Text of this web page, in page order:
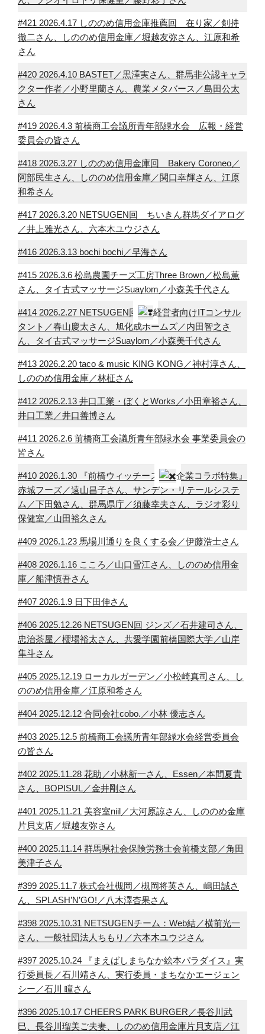
#421 2026.4.17 しののめ信用金庫推薦回 在り家／剣持
徹二さん、しののめ信用金庫／堀越友弥さん、江原和希
さん
#420 2026.4.10 BASTET／黒澤実さん、群馬非公認キャラ
クター作者／小野里蘭さん、農業メタバース／島田公太
さん
#419 2026.4.3 前橋商工会議所青年部緑水会 広報・経営
委員会の皆さん
#418 2026.3.27 しののめ信用金庫回 Bakery Coroneo／
阿部民生さん、しののめ信用金庫／関口幸輝さん、江原
和希さん
#417 2026.3.20 NETSUGEN回 ちいきん群馬ダイアログ
／井上雅光さん、六本木ユウジさん
#416 2026.3.13 bochi bochi／早海さん
#415 2026.3.6 松島農園チーズ工房Three Brown／松島薫
さん、タイ古式マッサージSuaylom／小森美千代さん
#414 2026.2.27 NETSUGEN回
経営者向けITコンサル
タント／春山慶太さん、旭化成ホームズ／内田智之さ
ん、タイ古式マッサージSuaylom／小森美千代さん
#413 2026.2.20 taco & music KING KONG／神村淳さん、
しののめ信用金庫／林柾さん
#412 2026.2.13 井口工業・ぼくとWorks／小田章裕さん、
井口工業／井口善博さん
#411 2026.2.6 前橋商工会議所青年部緑水会 事業委員会の
皆さん
#410 2026.1.30 『前橋ウィッチーズ
企業コラボ特集』
赤城フーズ／遠山昌子さん、サンデン・リテールシステ
ム／下田勉さん、群馬県庁／須藤幸夫さん、ラジオ彩り
保健室／山田裕久さん
#409 2026.1.23 馬場川通りを良くする会／伊藤浩士さん
#408 2026.1.16 こころ／山口雪江さん、しののめ信用金
庫／船津慎吾さん
#407 2026.1.9 日下田伸さん
#406 2025.12.26 NETSUGEN回 ジンズ／石井建司さん、
忠治茶屋／櫻場裕太さん、共愛学園前橋国際大学／山岸
隼斗さん
#405 2025.12.19 ローカルガーデン／小松崎真司さん、し
ののめ信用金庫／江原和希さん
#404 2025.12.12 合同会社cobo.／小林 優志さん
#403 2025.12.5 前橋商工会議所青年部緑水会経営委員会
の皆さん
#402 2025.11.28 花助／小林新一さん、Essen／本間夏貴
さん、BOPISUL／金井剛さん
#401 2025.11.21 美容室niil／大河原諒さん、しののめ金庫
片貝支店／堀越友弥さん
#400 2025.11.14 群馬県社会保険労務士会前橋支部／角田
美津子さん
#399 2025.11.7 株式会社槻岡／槻岡将英さん、嶋田誠さ
ん、SPLASH’N’GO!／八木澤杏果さん
#398 2025.10.31 NETSUGENチーム：Web結／横前光一
さん、一般社団法人ちもり／六本木ユウジさん
#397 2025.10.24 『まえばしまちなか絵本パラダイス』実
行委員長／石川靖さん、実行委員・まちなかエージェン
シー／石川 瞳さん
#396 2025.10.17 CHEERS PARK BURGER／長谷川武
巳、長谷川瑠美ご夫妻、しののめ信用金庫片貝支店／江